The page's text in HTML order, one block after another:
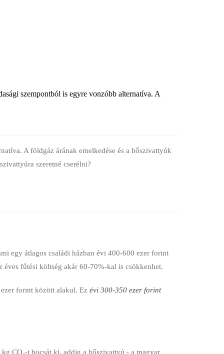
szempontból is egyre vonzóbb alternatíva. A
A földgáz árának emelkedése és a hőszivattyúk
szeretné cserélni?
egy átlagos családi házban évi 400-600 ezer forint
fűtési költség akár 60-70%-kal is csökkenhet.
forint között alakul. Ez évi 300-350 ezer forint
CO₂-t bocsát ki, addig a hőszivattyú - a magyar